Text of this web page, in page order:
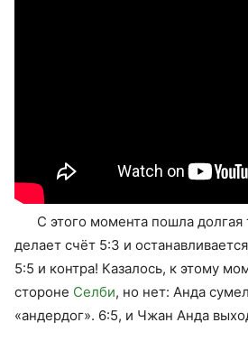
С этого момента пошла
делает счёт 5:3 и
5:5 и контра! Казалось, к этому
стороне Селби, но нет: Анда
«андердог». 6:5, и Чжан Анда